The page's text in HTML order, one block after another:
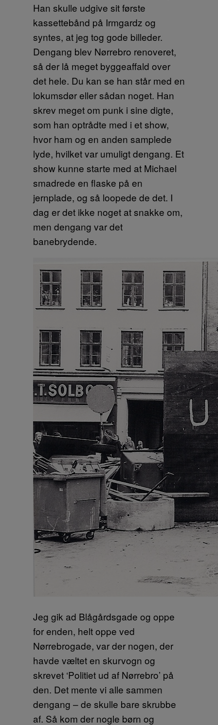
Han skulle udgive sit første
kassettebånd på Irmgardz og
syntes, at jeg tog gode billeder.
Dengang blev Nørrebro renoveret,
så der lå meget byggeaffald over
det hele. Du kan se han står med en
lokumsdør eller sådan noget. Han
skrev meget om punk i sine digte,
som han optrådte med i et show,
hvor ham og en anden samplede
lyde, hvilket var umuligt dengang. Et
show kunne starte med at Michael
smadrede en flaske på en
jernplade, og så loopede de det. I
dag er det ikke noget at snakke om,
men dengang var det
banebrydende.
Jeg gik ad Blågårdsgade og oppe
for enden, helt oppe ved
Nørrebrogade, var der nogen, der
havde væltet en skurvogn og
skrevet ‘Politiet ud af Nørrebro’ på
den. Det mente vi alle sammen
dengang – de skulle bare skrubbe
af. Så kom der nogle børn og